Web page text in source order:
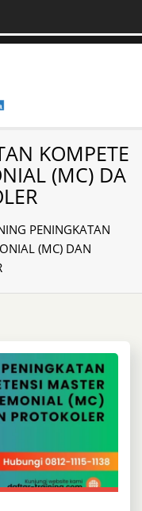
–
di Indonesia
KOMPETE
(MC) DA
PENINGKATAN
(MC) DAN